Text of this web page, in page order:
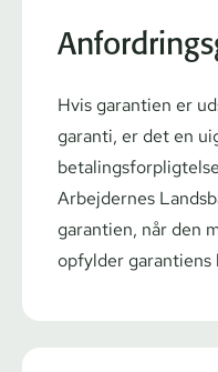
Hvis garantien er
ga­ran­ti, er det en
Arbejdernes
garantien, når den
opfylder garantiens